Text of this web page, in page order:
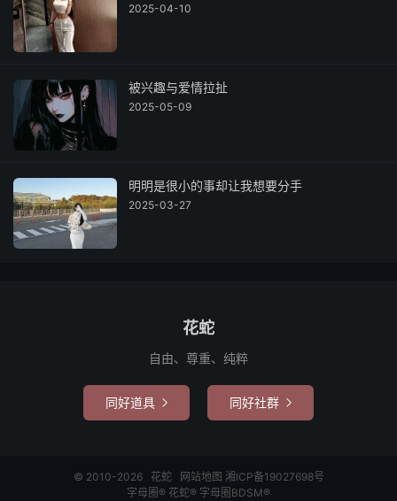
2025-04-10
被兴趣与爱情拉扯
2025-05-09
明明是很小的事却让我想要分手
2025-03-27
花蛇
自由、尊重、纯粹
同好道具  同好社群 
© 2010-2026 花蛇 网站地图 湘ICP备19027698号
字母圈® 花蛇® 字母圈BDSM®